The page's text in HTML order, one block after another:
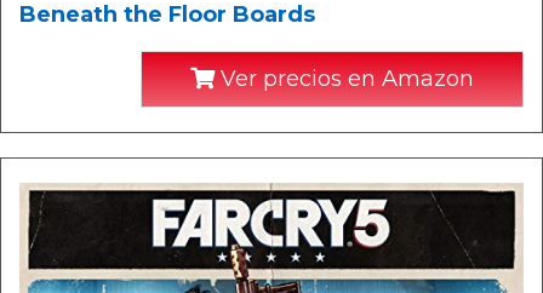
Beneath the Floor Boards
Ver precios en Amazon